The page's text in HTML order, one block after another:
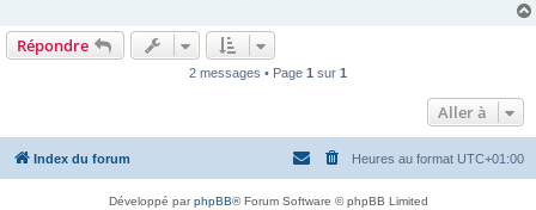
Répondre
2 messages • Page 1 sur 1
Aller à
Index du forum Heures au format UTC+01:00
Développé parphpBB® Forum Software © phpBB Limited